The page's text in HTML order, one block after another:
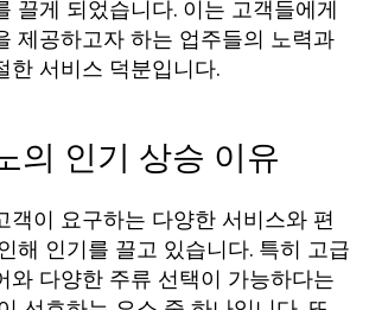
끌게 되었습니다. 이는 고객들에게
제공하고자 하는 업주들의 노력과
한 서비스 덕분입니다.
의 인기 상승 이유
객이 요구하는 다양한 서비스와 편
해 인기를 끌고 있습니다. 특히 고급
와 다양한 주류 선택이 가능하다는